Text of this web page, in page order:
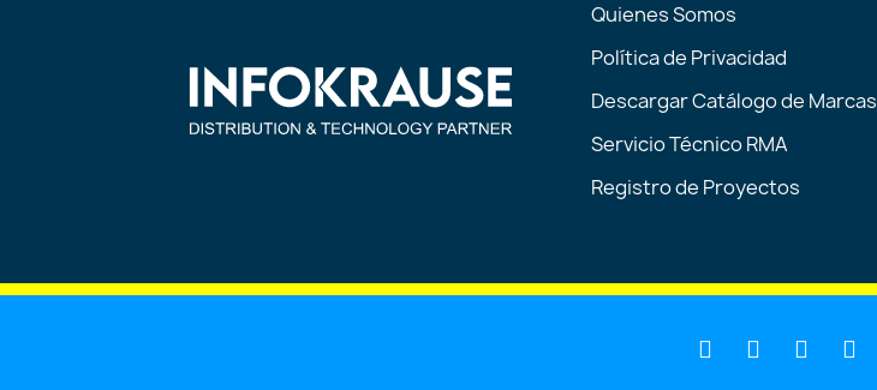
Quienes Somos
Política de Privacidad
Descargar Catálogo de Marcas
Servicio Técnico RMA
Registro de Proyectos